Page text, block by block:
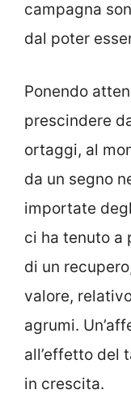
campagna
dal poter
Ponendo
prescindere
ortaggi, al
da un segno
importate
ci ha tenuto a
di un
valore,
agrumi.
all’effetto del
in crescita.